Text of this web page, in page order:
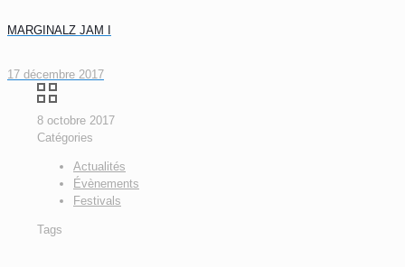
MARGINALZ JAM I
17 décembre 2017
8 octobre 2017
Catégories
Actualités
Évènements
Festivals
Tags